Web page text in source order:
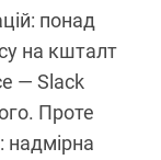
понад
на кшталт
— Slack
Проте
надмірна